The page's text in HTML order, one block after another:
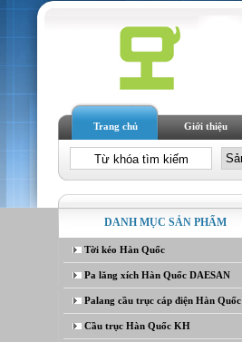
Trang chủ Giới thiệu
DANH MỤC SẢN PHẨM
Tời kéo Hàn Quốc
Pa lăng xích Hàn Quốc DAESAN
Palang cầu trục cáp điện Hàn Quốc
Cầu trục Hàn Quốc KH